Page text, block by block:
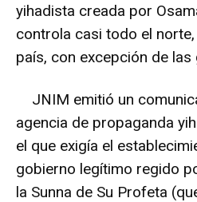
yihadista creada por
controla casi todo el
país, con excepción de
JNIM emitió un
agencia de propaganda
el que exigía el
gobierno legítimo regido
la Sunna de Su Profeta